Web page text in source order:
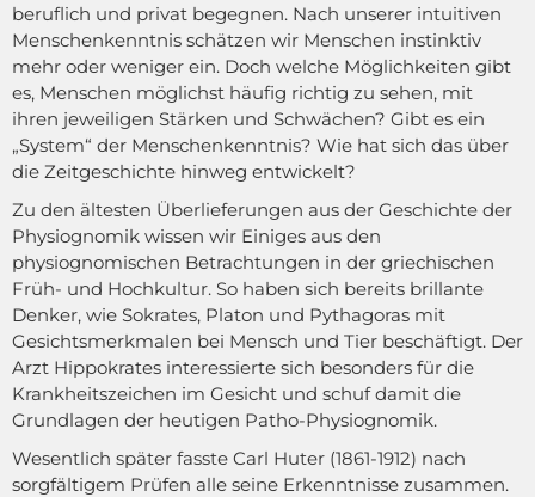
beruflich und privat begegnen. Nach unserer intuitiven
Menschenkenntnis schätzen wir Menschen instinktiv
mehr oder weniger ein. Doch welche Möglichkeiten gibt
es, Menschen möglichst häufig richtig zu sehen, mit
ihren jeweiligen Stärken und Schwächen? Gibt es ein
„System“ der Menschenkenntnis? Wie hat sich das über
die Zeitgeschichte hinweg entwickelt?
Zu den ältesten Überlieferungen aus der Geschichte der
Physiognomik wissen wir Einiges aus den
physiognomischen Betrachtungen in der griechischen
Früh- und Hochkultur. So haben sich bereits brillante
Denker, wie Sokrates, Platon und Pythagoras mit
Gesichtsmerkmalen bei Mensch und Tier beschäftigt. Der
Arzt Hippokrates interessierte sich besonders für die
Krankheitszeichen im Gesicht und schuf damit die
Grundlagen der heutigen Patho-Physiognomik.
Wesentlich später fasste Carl Huter (1861-1912) nach
sorgfältigem Prüfen alle seine Erkenntnisse zusammen.